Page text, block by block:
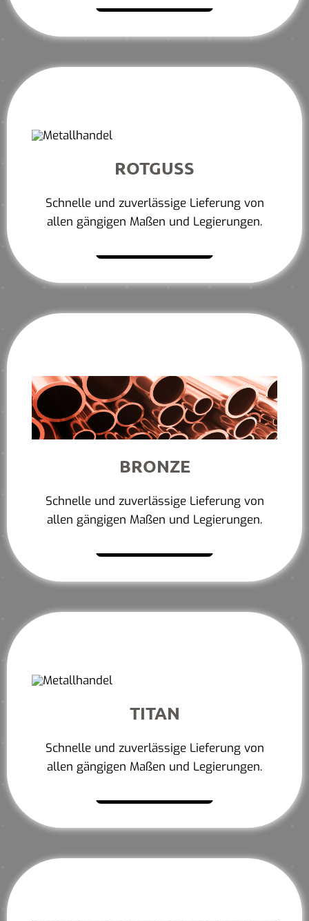
ROTGUSS
Schnelle und zuverlässige Lieferung von
allen gängigen Maßen und Legierungen.
BRONZE
Schnelle und zuverlässige Lieferung von
allen gängigen Maßen und Legierungen.
TITAN
Schnelle und zuverlässige Lieferung von
allen gängigen Maßen und Legierungen.